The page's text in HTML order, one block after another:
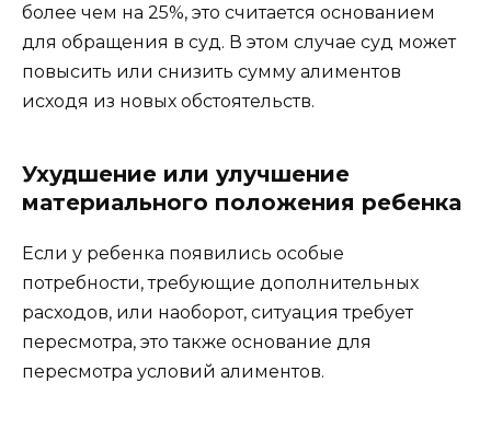
более чем на 25%, это считается основанием
для обращения в суд. В этом случае суд может
повысить или снизить сумму алиментов
исходя из новых обстоятельств.
Ухудшение или улучшение
материального положения ребенка
Если у ребенка появились особые
потребности, требующие дополнительных
расходов, или наоборот, ситуация требует
пересмотра, это также основание для
пересмотра условий алиментов.